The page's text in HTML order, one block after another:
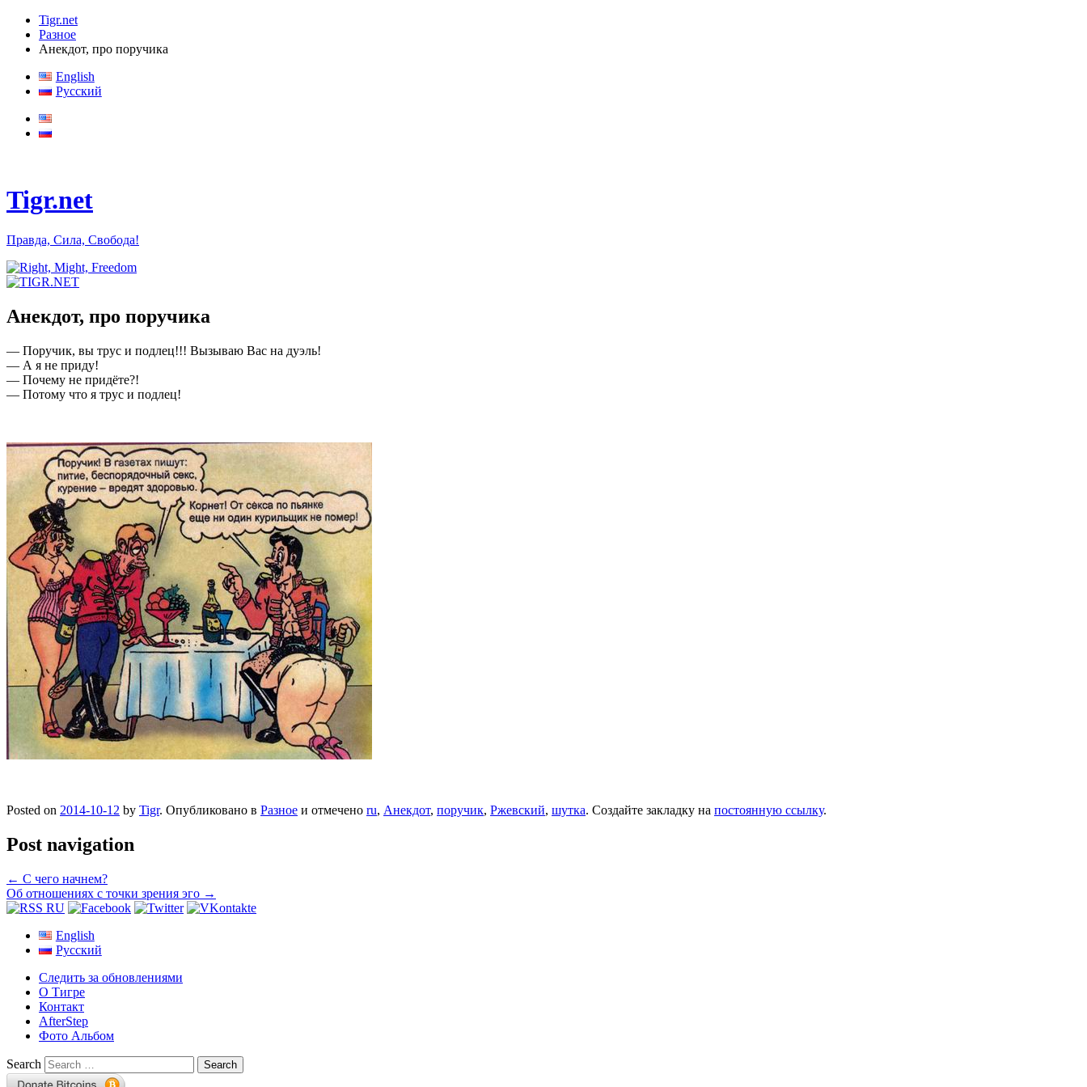
Tigr.net
Разное
Анекдот, про поручика
English
Русский
Tigr.net
Правда, Сила, Свобода!
Анекдот, про поручика
— Поручик, вы трус и подлец!!! Вызываю Вас на дуэль!
— А я не приду!
— Почему не придёте?!
— Потому что я трус и подлец!
Posted on 2014-10-12 by Tigr. Опубликовано в Разное и отмечено ru, Анекдот, поручик, Ржевский, шутка. Создайте закладку на постоянную ссылку.
Post navigation
← С чего начнем?
Об отношениях с точки зрения эго →
English
Русский
Следить за обновлениями
О Тигре
Контакт
AfterStep
Фото Альбом
Search